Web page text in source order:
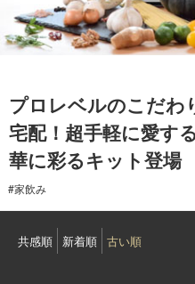
プロレベルのこだわ
宅配！超手軽に愛す
華に彩るキット登場
#家飲み
共感順 新着順 古い順